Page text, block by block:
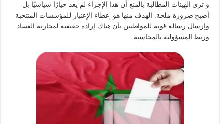
و ترى الهيئات المطالبة بالمنع أن هذا الإجراء لم يعد خيارًا سياسيًا بل
أصبح ضرورة ملحة. الهدف منها هو إعطاء الإعتبار للمؤسسات المنتخبة
وإرسال رسالة قوية للمواطنين بأن هناك إرادة حقيقية لمحاربة الفساد
وربط المسؤولية بالمحاسبة.